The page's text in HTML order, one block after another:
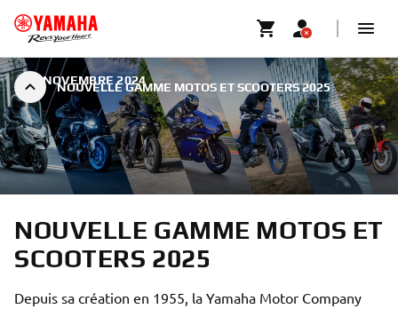
NOUVELLE GAMME MOTOS ET SCOOTERS 2025
3 NOVEMBRE 2024
NOUVELLE GAMME MOTOS ET
SCOOTERS 2025
Depuis sa création en 1955, la Yamaha Motor Company